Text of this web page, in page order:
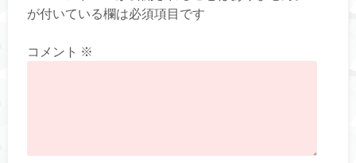
が付いている欄は必須項目です
コメント ※